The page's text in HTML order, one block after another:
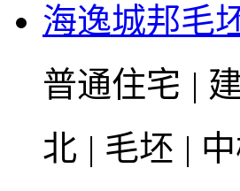
海逸城邦毛
普通住宅 |
北 | 毛坯 |